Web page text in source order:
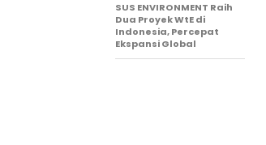
SUS ENVIRONMENT Raih
Dua Proyek WtE di
Indonesia, Percepat
Ekspansi Global